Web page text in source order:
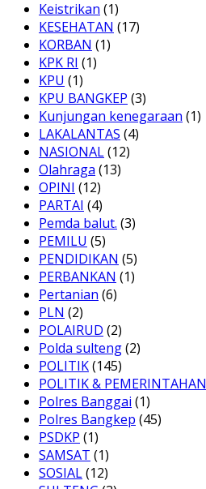
Keistrikan (1)
KESEHATAN (17)
KORBAN (1)
KPK RI (1)
KPU (1)
KPU BANGKEP (3)
Kunjungan kenegaraan (1)
LAKALANTAS (4)
NASIONAL(12)
Olahraga (13)
OPINI (12)
PARTAI (4)
Pemda balut. (3)
PEMILU (5)
PENDIDIKAN (5)
PERBANKAN (1)
Pertanian (6)
PLN (2)
POLAIRUD (2)
Polda sulteng(2)
POLITIK(145)
POLITIK & PEMERINTAHAN
Polres Banggai (1)
Polres Bangkep (45)
PSDKP (1)
SAMSAT (1)
SOSIAL(12)